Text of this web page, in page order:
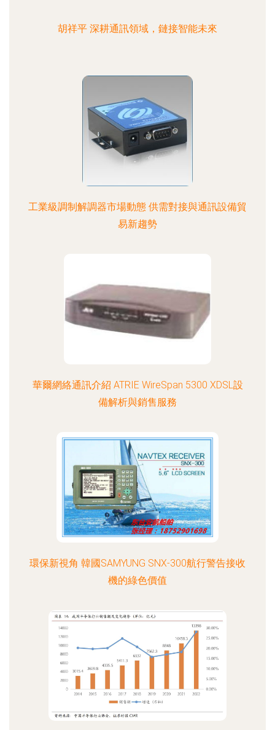
胡祥平 深耕通訊領域，鏈接智能未來
工業級調制解調器市場動態 供需對接與通訊設備貿
易新趨勢
華爾網絡通訊介紹 ATRIE WireSpan 5300 XDSL設
備解析與銷售服務
環保新視角 韓國SAMYUNG SNX-300航行警告接收
機的綠色價值